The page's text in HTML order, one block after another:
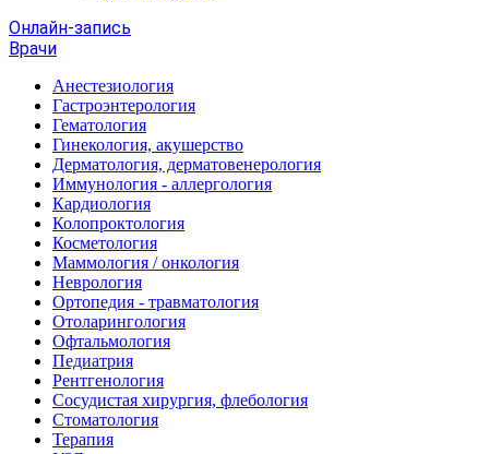
Онлайн-запись
Врачи
Анестезиология
Гастроэнтерология
Гематология
Гинекология, акушерство
Дерматология, дерматовенерология
Иммунология - аллергология
Кардиология
Колопроктология
Косметология
Маммология / онкология
Неврология
Ортопедия - травматология
Отоларингология
Офтальмология
Педиатрия
Рентгенология
Сосудистая хирургия, флебология
Стоматология
Терапия